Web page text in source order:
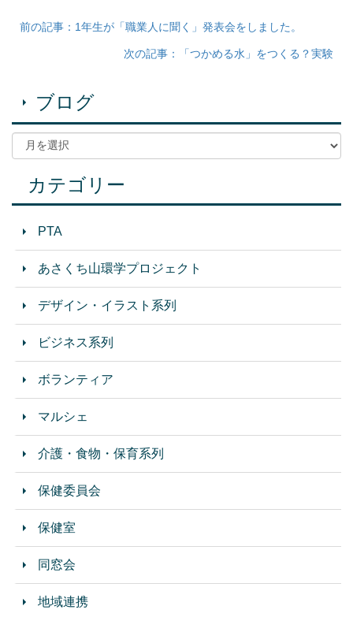
前の記事：1年生が「職業人に聞く」発表会をしました。
次の記事：「つかめる水」をつくる？実験
ブログ
カテゴリー
PTA
あさくち山環学プロジェクト
デザイン・イラスト系列
ビジネス系列
ボランティア
マルシェ
介護・食物・保育系列
保健委員会
保健室
同窓会
地域連携